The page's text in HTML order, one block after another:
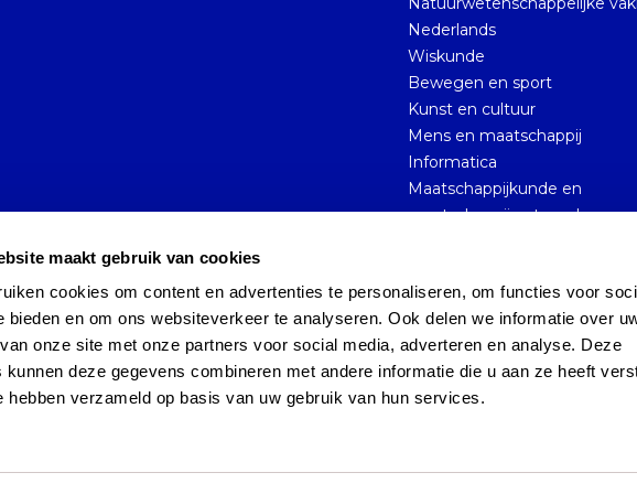
maakt gebruik van cookies
cookies om content en advertenties te personaliseren, om functies voor
bieden en om ons websiteverkeer te analyseren. Ook delen we informatie over
onze site met onze partners voor social media, adverteren en analyse. Deze
kunnen deze gegevens combineren met andere informatie die u aan ze heeft
hebben verzameld op basis van uw gebruik van hun services.
Nederlands
Wiskunde
Bewegen en sport
Kunst en cultuur
Mens en maatschappij
Informatica
Maatschappijkunde en
maatschappijwetenschappen
SitemapPrivacy Policy